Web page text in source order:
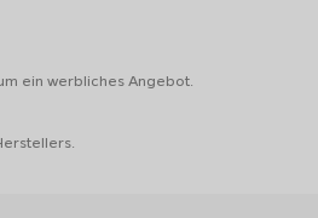
ein werbliches Angebot.